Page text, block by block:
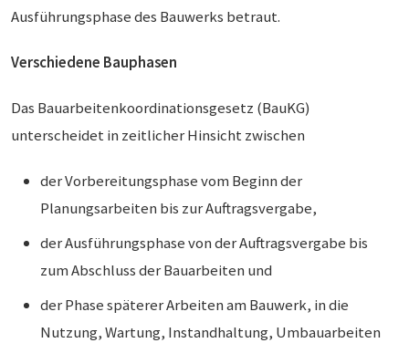
Ausführungsphase des Bauwerks betraut.
Verschiedene Bauphasen
Das Bauarbeitenkoordinationsgesetz (BauKG)
unterscheidet in zeitlicher Hinsicht zwischen
der Vorbereitungsphase vom Beginn der
Planungsarbeiten bis zur Auftragsvergabe,
der Ausführungsphase von der Auftragsvergabe bis
zum Abschluss der Bauarbeiten und
der Phase späterer Arbeiten am Bauwerk, in die
Nutzung, Wartung, Instandhaltung, Umbauarbeiten